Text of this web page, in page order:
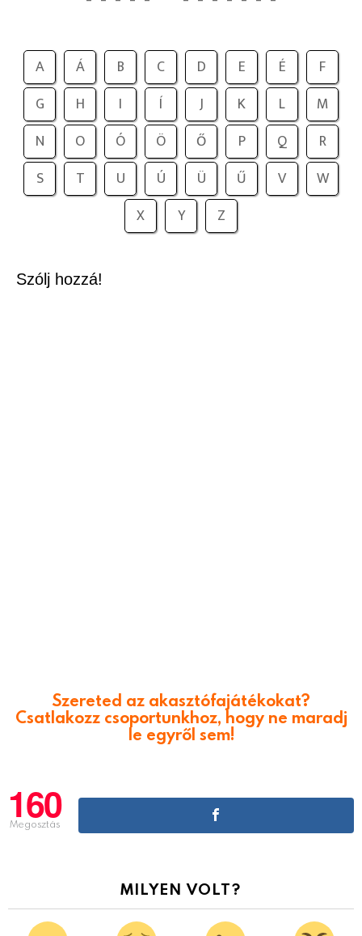
A Á B C D E É
F
G
H I Í J K L
M
N
O Ó Ö Ő P Q
R
S
T U Ú Ü Ű V
W
X
Y Z
Szólj hozzá!
Szereted az akasztófajátékokat?
Csatlakozz csoportunkhoz, hogy ne maradj
le egyről sem!
160
Megosztás
MILYEN VOLT?